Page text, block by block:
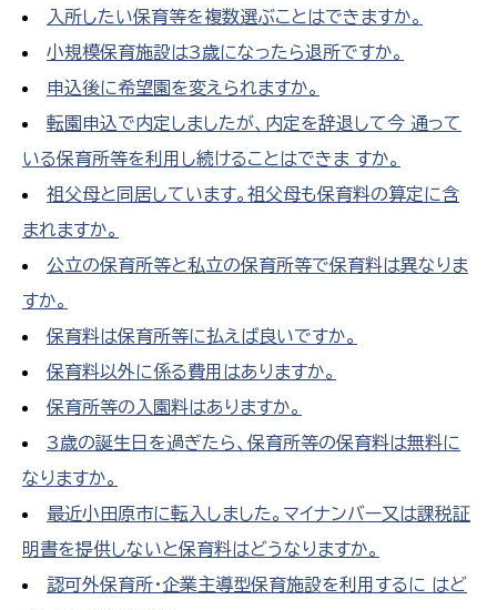
入所したい保育等を複数選ぶことはできますか。
小規模保育施設は3歳になったら退所ですか。
申込後に希望園を変えられますか。
転園申込で内定しましたが、内定を辞退して今 通って
いる保育所等を利用し続けることはできま すか。
祖父母と同居しています。祖父母も保育料の算定に含
まれますか。
公立の保育所等と私立の保育所等で保育料は異なりま
すか。
保育料は保育所等に払えば良いですか。
保育料以外に係る費用はありますか。
保育所等の入園料はありますか。
3歳の誕生日を過ぎたら、保育所等の保育料は無料に
なりますか。
最近小田原市に転入しました。マイナンバー又は課税証
明書を提供しないと保育料はどうなりますか。
認可外保育所・企業主導型保育施設を利用するに はど